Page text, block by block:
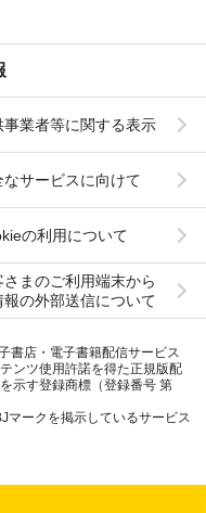
事業者等に関する表示
なサービスに向けて
の利用について
さまのご利用端末から
報の外部送信について
書店・電子書籍配信サービス
ンツ使用許諾を得た正規版配
示す登録商標（登録番号 第
マークを掲示しているサービス